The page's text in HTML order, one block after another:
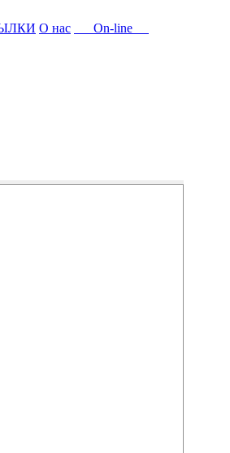
О нас
On-line